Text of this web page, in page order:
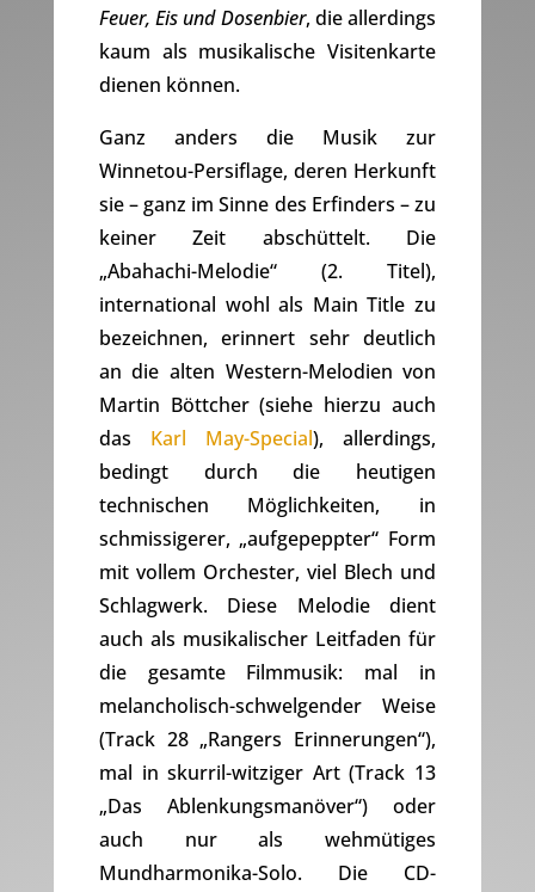
Feuer, Eis und Dosenbier, die allerdings
kaum als musikalische Visitenkarte
dienen können.
Ganz anders die Musik zur
Winnetou-Persiflage, deren Herkunft
sie – ganz im Sinne des Erfinders – zu
keiner Zeit abschüttelt. Die
„Abahachi-Melodie“ (2. Titel),
international wohl als Main Title zu
bezeichnen, erinnert sehr deutlich
an die alten Western-Melodien von
Martin Böttcher (siehe hierzu auch
das Karl May-Special), allerdings,
bedingt durch die heutigen
technischen Möglichkeiten, in
schmissigerer, „aufgepeppter“ Form
mit vollem Orchester, viel Blech und
Schlagwerk. Diese Melodie dient
auch als musikalischer Leitfaden für
die gesamte Filmmusik: mal in
melancholisch-schwelgender Weise
(Track 28 „Rangers Erinnerungen“),
mal in skurril-witziger Art (Track 13
„Das Ablenkungsmanöver“) oder
auch nur als wehmütiges
Mundharmonika-Solo. Die CD-